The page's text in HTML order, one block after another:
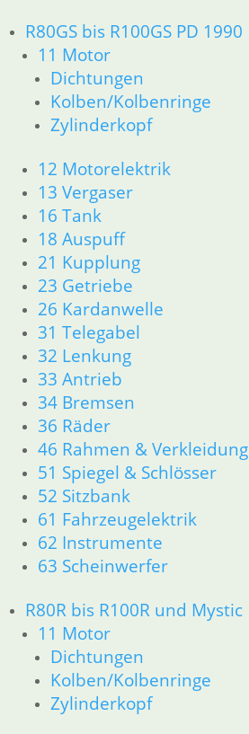
R80GS bis R100GS PD 1990
11 Motor
Dichtungen
Kolben/Kolbenringe
Zylinderkopf
12 Motorelektrik
13 Vergaser
16 Tank
18 Auspuff
21 Kupplung
23 Getriebe
26 Kardanwelle
31 Telegabel
32 Lenkung
33 Antrieb
34 Bremsen
36 Räder
46 Rahmen & Verkleidung
51 Spiegel & Schlösser
52 Sitzbank
61 Fahrzeugelektrik
62 Instrumente
63 Scheinwerfer
R80R bis R100R und Mystic
11 Motor
Dichtungen
Kolben/Kolbenringe
Zylinderkopf
16 Tank
18 Auspuff
13 Vergaser
21 Kupplung
23 Getriebe
26 Kardanwelle
32 Lenkung
33 Antrieb
34 Bremsen
36 Räder
46 Rahmen & Verkleidung
51 Spiegel & Schlösser
61 Fahrzeugelektrik
62 Instrumente
52 Sitzbank
R80GS bis R100GS PD 1990
11 Motor
Dichtungen
Kolben/Kolbenringe
Zylinderkopf
12 Motorelektrik
13 Vergaser
16 Tank
18 Auspuff
21 Kupplung
23 Getriebe
31 Telegabel
32 Lenkung
33 Antrieb
34 Bremsen
36 Räder
46 Rahmen & Verkleidung